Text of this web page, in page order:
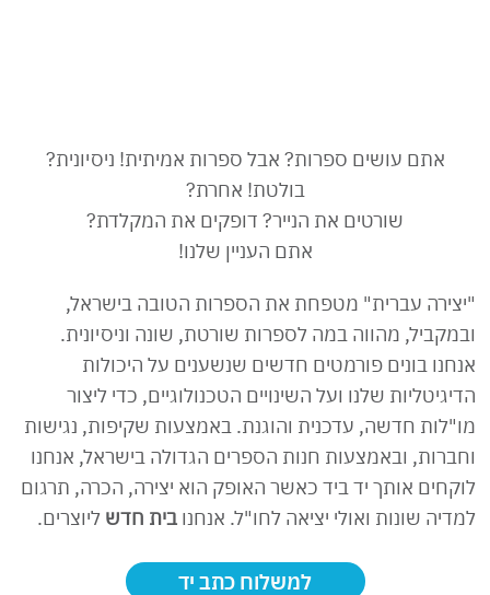
אתם עושים ספרות? אבל ספרות אמיתית! ניסיונית?
בולטת! אחרת?
שורטים את הנייר? דופקים את המקלדת?
אתם העניין שלנו!
"יצירה עברית" מטפחת את הספרות הטובה בישראל,
ובמקביל, מהווה במה לספרות שורטת, שונה וניסיונית.
אנחנו בונים פורמטים חדשים שנשענים על היכולות
הדיגיטליות שלנו ועל השינויים הטכנולוגיים, כדי ליצור
מו"לות חדשה, עדכנית והוגנת. באמצעות שקיפות, נגישות
וחברות, ובאמצעות חנות הספרים הגדולה בישראל, אנחנו
לוקחים אותך יד ביד כאשר האופק הוא יצירה, הכרה, תרגום
למדיה שונות ואולי יציאה לחו"ל. אנחנובית חדש ליוצרים.
למשלוח כתב יד